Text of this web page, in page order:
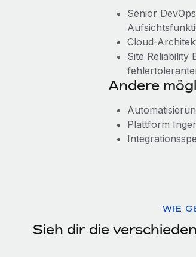
Senior
Cloud-
Site Reliability
Andere
Plattform
WIE
Sieh dir die